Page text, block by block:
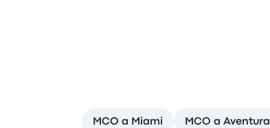
MCO a Miami MCO a Aventura